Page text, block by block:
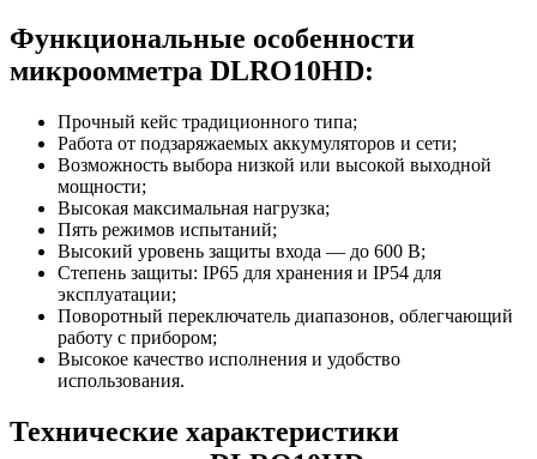
Функциональные особенности
микроомметра DLRO10HD:
Прочный кейс традиционного типа;
Работа от подзаряжаемых аккумуляторов и сети;
Возможность выбора низкой или высокой выходной
мощности;
Высокая максимальная нагрузка;
Пять режимов испытаний;
Высокий уровень защиты входа — до 600 В;
Степень защиты: IP65 для хранения и IP54 для
эксплуатации;
Поворотный переключатель диапазонов, облегчающий
работу с прибором;
Высокое качество исполнения и удобство
использования.
Технические характеристики